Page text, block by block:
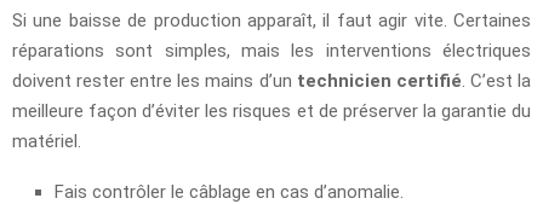
Si une baisse de production apparaît, il faut agir vite. Certaines
réparations sont simples, mais les interventions électriques
doivent rester entre les mains d’un technicien certifié. C’est la
meilleure façon d’éviter les risques et de préserver la garantie du
matériel.
Fais contrôler le câblage en cas d’anomalie.